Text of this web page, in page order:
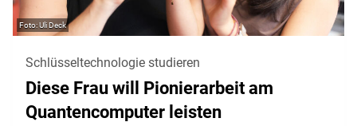
Uli Deck
Schlüsseltechnologie studieren
Diese Frau will Pionierarbeit am
Quantencomputer leisten